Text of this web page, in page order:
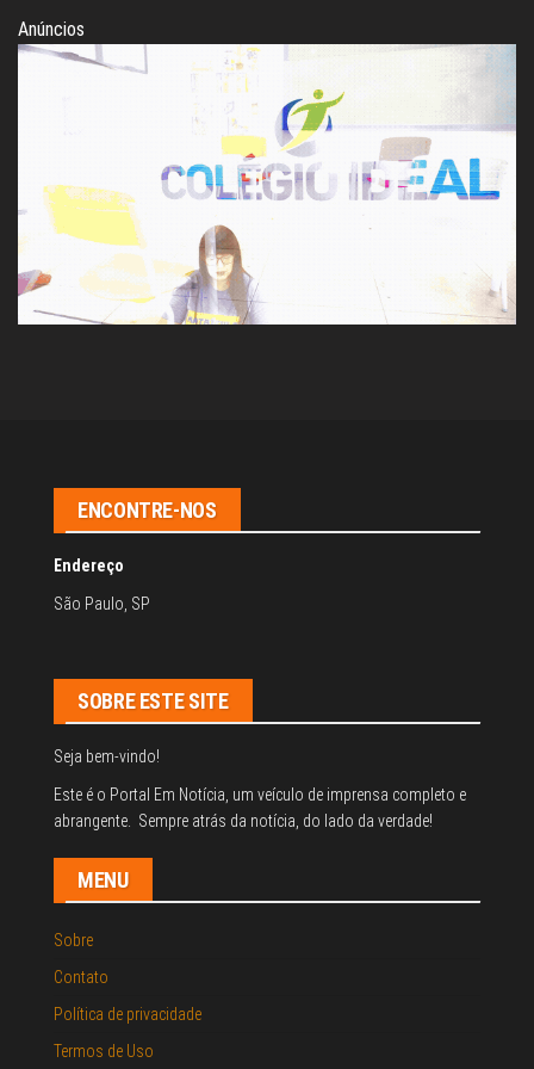
Anúncios
ENCONTRE-NOS
Endereço
São Paulo, SP
SOBRE ESTE SITE
Seja bem-vindo!
Este é o Portal Em Notícia, um veículo de imprensa completo e
abrangente. Sempre atrás da notícia, do lado da verdade!
MENU
Sobre
Contato
Política de privacidade
Termos de Uso